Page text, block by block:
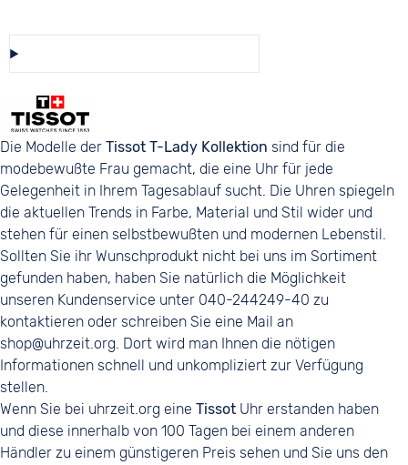
Die Modelle der Tissot T-Lady Kollektion sind für die
modebewußte Frau gemacht, die eine Uhr für jede
Gelegenheit in Ihrem Tagesablauf sucht. Die Uhren spiegeln
die aktuellen Trends in Farbe, Material und Stil wider und
stehen für einen selbstbewußten und modernen Lebenstil.
Sollten Sie ihr Wunschprodukt nicht bei uns im Sortiment
gefunden haben, haben Sie natürlich die Möglichkeit
unseren Kundenservice unter 040-244249-40 zu
kontaktieren oder schreiben Sie eine Mail an
shop@uhrzeit.org. Dort wird man Ihnen die nötigen
Informationen schnell und unkompliziert zur Verfügung
stellen.
Wenn Sie bei uhrzeit.org eine TissotUhr erstanden haben
und diese innerhalb von 100 Tagen bei einem anderen
Händler zu einem günstigeren Preis sehen und Sie uns den